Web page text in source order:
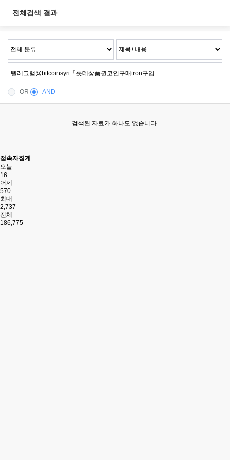
전체검색 결과
OR AND
검색된 자료가 하나도 없습니다.
접속자집계
오늘
16
어제
570
최대
2,737
전체
186,775